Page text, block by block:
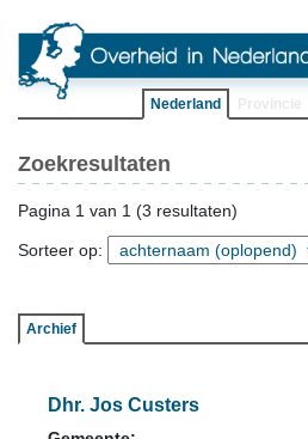
Nederland
Zoekresultaten
Pagina 1 van 1 (3 resultaten)
Sorteer op:
Archief
Dhr. Jos Custers